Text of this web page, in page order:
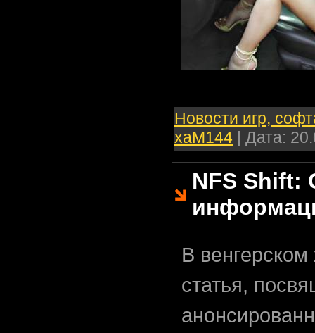
Новости игр,
xaM144 | Дата:
NFS Shift:
В
статья,